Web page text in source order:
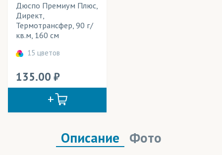
Дюспо Премиум Плюс,
Директ,
Термотрансфер, 90 г/
кв.м, 160 см
15 цветов
135.00
Описание Фото